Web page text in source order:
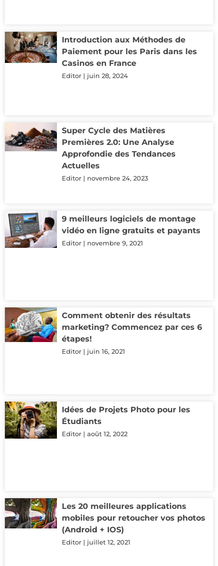
Introduction aux Méthodes de
Paiement pour les Paris dans les
Casinos en France
Editor juin 28, 2024
Super Cycle des Matières
Premières 2.0: Une Analyse
Approfondie des Tendances
Actuelles
Editor novembre 24, 2023
9 meilleurs logiciels de montage
vidéo en ligne gratuits et payants
Editor novembre 9, 2021
Comment obtenir des résultats
marketing? Commencez par ces 6
étapes!
Editor juin 16, 2021
Idées de Projets Photo pour les
Étudiants
Editor août 12, 2022
Les 20 meilleures applications
mobiles pour retoucher vos photos
(Android + IOS)
Editor juillet 12, 2021